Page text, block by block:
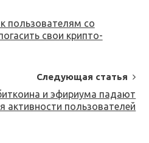
пользователям со
свои крипто-
Следующая статья
и эфириума падают
активности пользователей